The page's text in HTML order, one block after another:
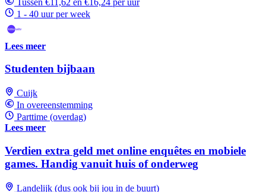
1 - 40 uur per week
Lees meer
Studenten bijbaan
Cuijk
In overeenstemming
Parttime (overdag)
Lees meer
Verdien extra geld met online enquêtes en mobiele
games. Handig vanuit huis of onderweg
Landelijk (dus ook bij jou in de buurt)